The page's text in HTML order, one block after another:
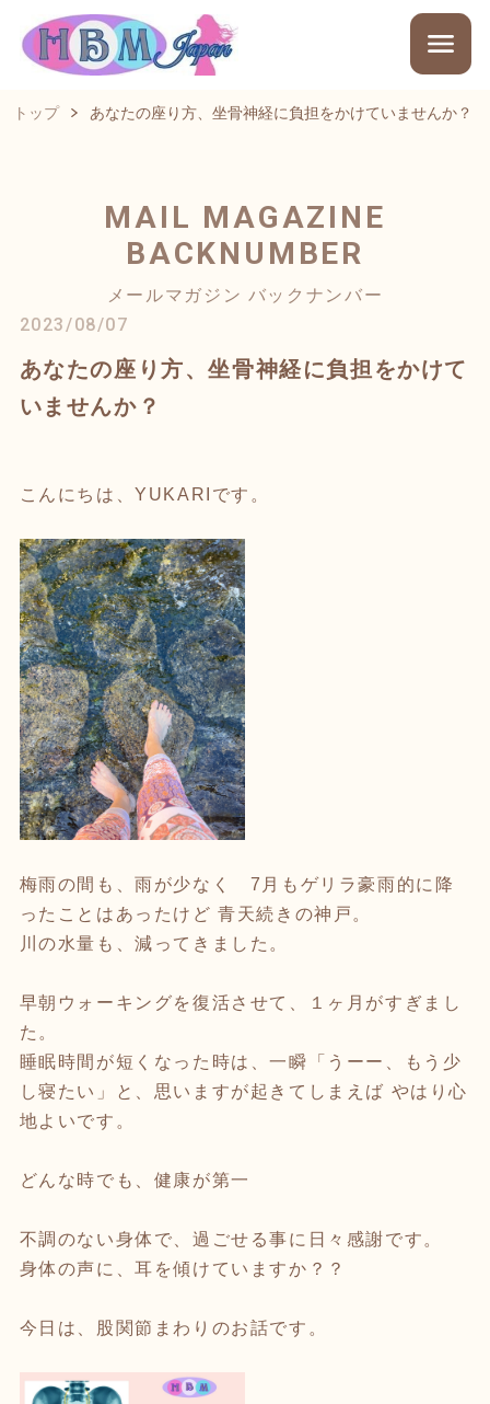
トップ あなたの座り方、坐骨神経に負担をかけていませんか？
MAIL MAGAZINE
BACKNUMBER
メールマガジン バックナンバー
2023/08/07
あなたの座り方、坐骨神経に負担をかけて
いませんか？
こんにちは、YUKARIです。
梅雨の間も、雨が少なく 7月もゲリラ豪雨的に降
ったことはあったけど 青天続きの神戸。
川の水量も、減ってきました。
早朝ウォーキングを復活させて、１ヶ月がすぎまし
た。
睡眠時間が短くなった時は、一瞬「うーー、もう少
し寝たい」と、思いますが起きてしまえば やはり心
地よいです。
どんな時でも、健康が第一
不調のない身体で、過ごせる事に日々感謝です。
身体の声に、耳を傾けていますか？？
今日は、股関節まわりのお話です。